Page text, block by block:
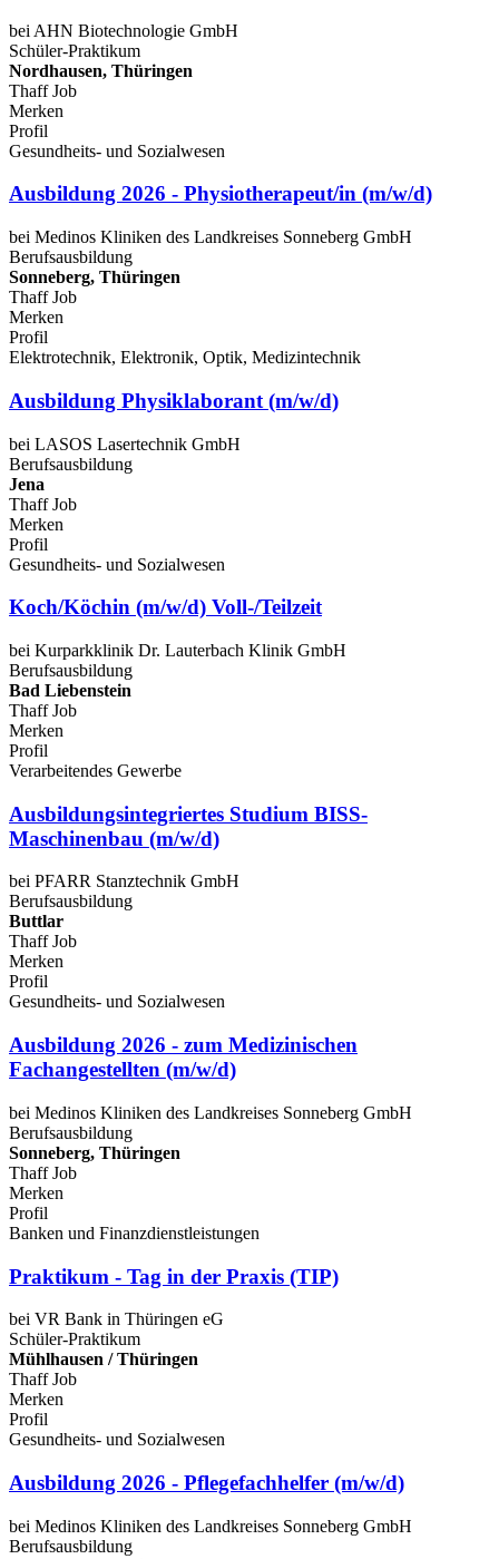
bei AHN Biotechnologie GmbH
Schüler-Praktikum
Nordhausen, Thüringen
Thaff Job
Merken
Profil
Gesundheits- und Sozialwesen
Ausbildung 2026 - Physiotherapeut/in (m/w/d)
bei Medinos Kliniken des Landkreises Sonneberg GmbH
Berufsausbildung
Sonneberg, Thüringen
Thaff Job
Merken
Profil
Elektrotechnik, Elektronik, Optik, Medizintechnik
Ausbildung Physiklaborant (m/w/d)
bei LASOS Lasertechnik GmbH
Berufsausbildung
Jena
Thaff Job
Merken
Profil
Gesundheits- und Sozialwesen
Koch/Köchin (m/w/d) Voll-/Teilzeit
bei Kurparkklinik Dr. Lauterbach Klinik GmbH
Berufsausbildung
Bad Liebenstein
Thaff Job
Merken
Profil
Verarbeitendes Gewerbe
Ausbildungsintegriertes Studium BISS-
Maschinenbau (m/w/d)
bei PFARR Stanztechnik GmbH
Berufsausbildung
Buttlar
Thaff Job
Merken
Profil
Gesundheits- und Sozialwesen
Ausbildung 2026 - zum Medizinischen
Fachangestellten (m/w/d)
bei Medinos Kliniken des Landkreises Sonneberg GmbH
Berufsausbildung
Sonneberg, Thüringen
Thaff Job
Merken
Profil
Banken und Finanzdienstleistungen
Praktikum - Tag in der Praxis (TIP)
bei VR Bank in Thüringen eG
Schüler-Praktikum
Mühlhausen / Thüringen
Thaff Job
Merken
Profil
Gesundheits- und Sozialwesen
Ausbildung 2026 - Pflegefachhelfer (m/w/d)
bei Medinos Kliniken des Landkreises Sonneberg GmbH
Berufsausbildung